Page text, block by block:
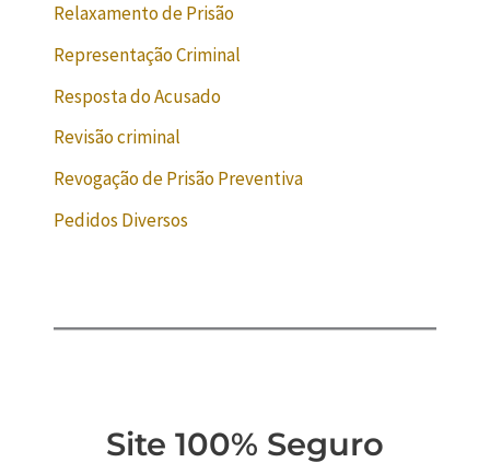
Relaxamento de Prisão
Representação Criminal
Resposta do Acusado
Revisão criminal
Revogação de Prisão Preventiva
Pedidos Diversos
Site 100% Seguro